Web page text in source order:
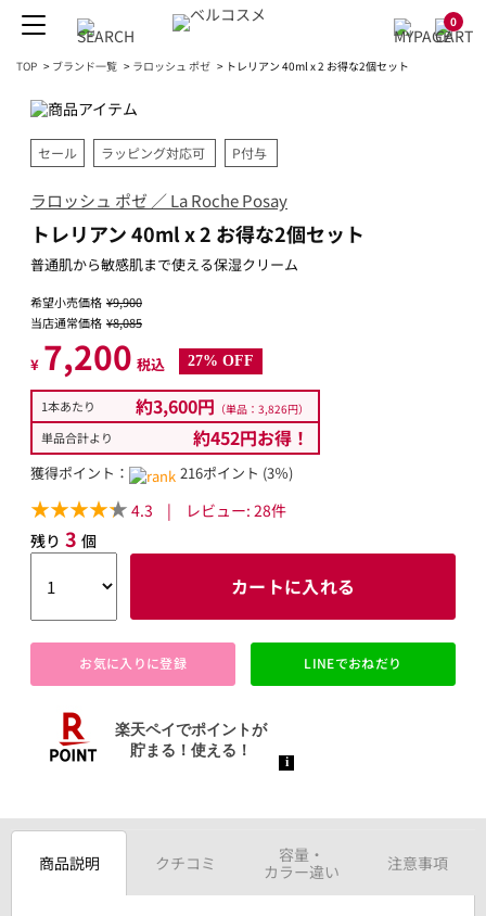
0
TOP > ブランド一覧 > ラロッシュ ポゼ > トレリアン 40ml x 2 お得な2個セット
セール ラッピング対応可 P付与
ラロッシュ ポゼ ／ La Roche Posay
トレリアン 40ml x 2 お得な2個セット
普通肌から敏感肌まで使える保湿クリーム
希望小売価格 ¥9,900
当店通常価格 ¥8,085
¥ 7,200 税込 27% OFF
1本あたり 約3,600円 （単品：3,826円）
単品合計より 約452円お得！
獲得ポイント： 216ポイント (3％)
4.3 | レビュー: 28件
残り 3 個
カートに入れる
お気に入りに登録 LINEでおねだり
商品説明 クチコミ
容量・
カラー違い
注意事項